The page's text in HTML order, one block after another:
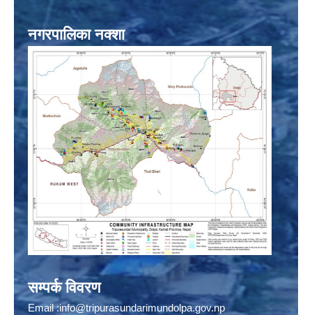
नगरपालिका नक्शा
सम्पर्क विवरण
Email :info@tripurasundarimundolpa.gov.np